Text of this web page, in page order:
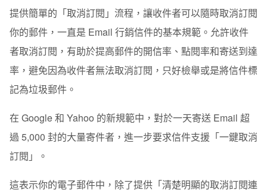
提供簡單的「取消訂閱」流程，讓收件者可以隨時取消訂閱
你的郵件，一直是 Email 行銷信件的基本規範。允許收件
者取消訂閱，有助於提高郵件的開信率、點閱率和寄送到達
率，避免因為收件者無法取消訂閱，只好檢舉或是將信件標
記為垃圾郵件。
在 Google 和 Yahoo 的新規範中，對於一天寄送 Email 超
過 5,000 封的大量寄件者，進一步要求信件支援「一鍵取消
訂閱 」。
這表示你的電子郵件中，除了提供「清楚明顯的取消訂閱連